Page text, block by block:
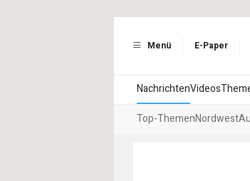
Menü E-Paper
NachrichtenVideos
Top-ThemenNordwest